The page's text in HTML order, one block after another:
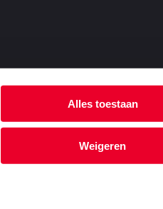
Alles toestaan
Weigeren